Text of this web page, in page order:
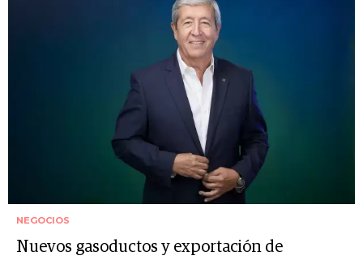
NEGOCIOS
Nuevos gasoductos y exportación de